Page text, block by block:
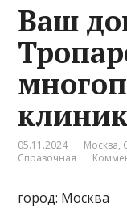
Ваш
05.11.2024 Москва,
Справочная
город: Москва